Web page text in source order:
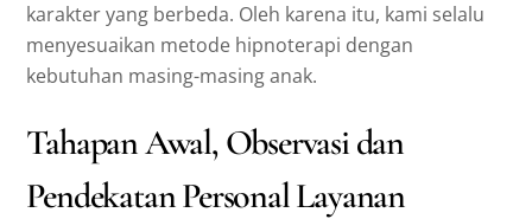
karakter yang berbeda. Oleh karena itu, kami selalu
menyesuaikan metode hipnoterapi dengan
kebutuhan masing-masing anak.
Tahapan Awal, Observasi dan
Pendekatan Personal Layanan